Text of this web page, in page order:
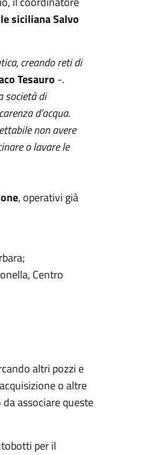
siciliana Salvo
creando reti di
Tesauro -.
società di
d’acqua.
non avere
o lavare le
, operativi già
Centro
altri pozzi e
o altre
associare queste
per il